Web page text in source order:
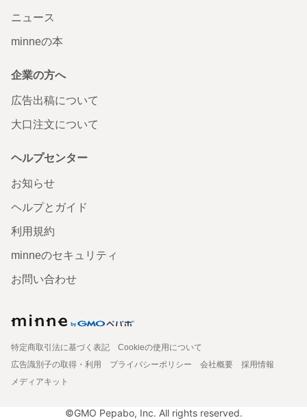
ニュース
minneの本
企業の方へ
広告出稿について
大口注文について
ヘルプセンター
お知らせ
ヘルプとガイド
利用規約
minneのセキュリティ
お問い合わせ
特定商取引法に基づく表記
Cookieの使用について
広告識別子の取得・利用
プライバシーポリシー 会社概要
採用情報
メディアキット
©GMO Pepabo, Inc. All rights reserved.